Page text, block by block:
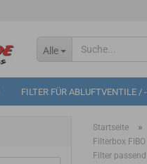
Alle
FILTER FÜR ABLUFTVENTILE /
Startseite »
Filterbox
Filter